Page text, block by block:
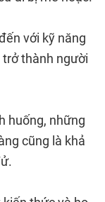
với kỹ năng
thành người
huống, những
cũng là khả